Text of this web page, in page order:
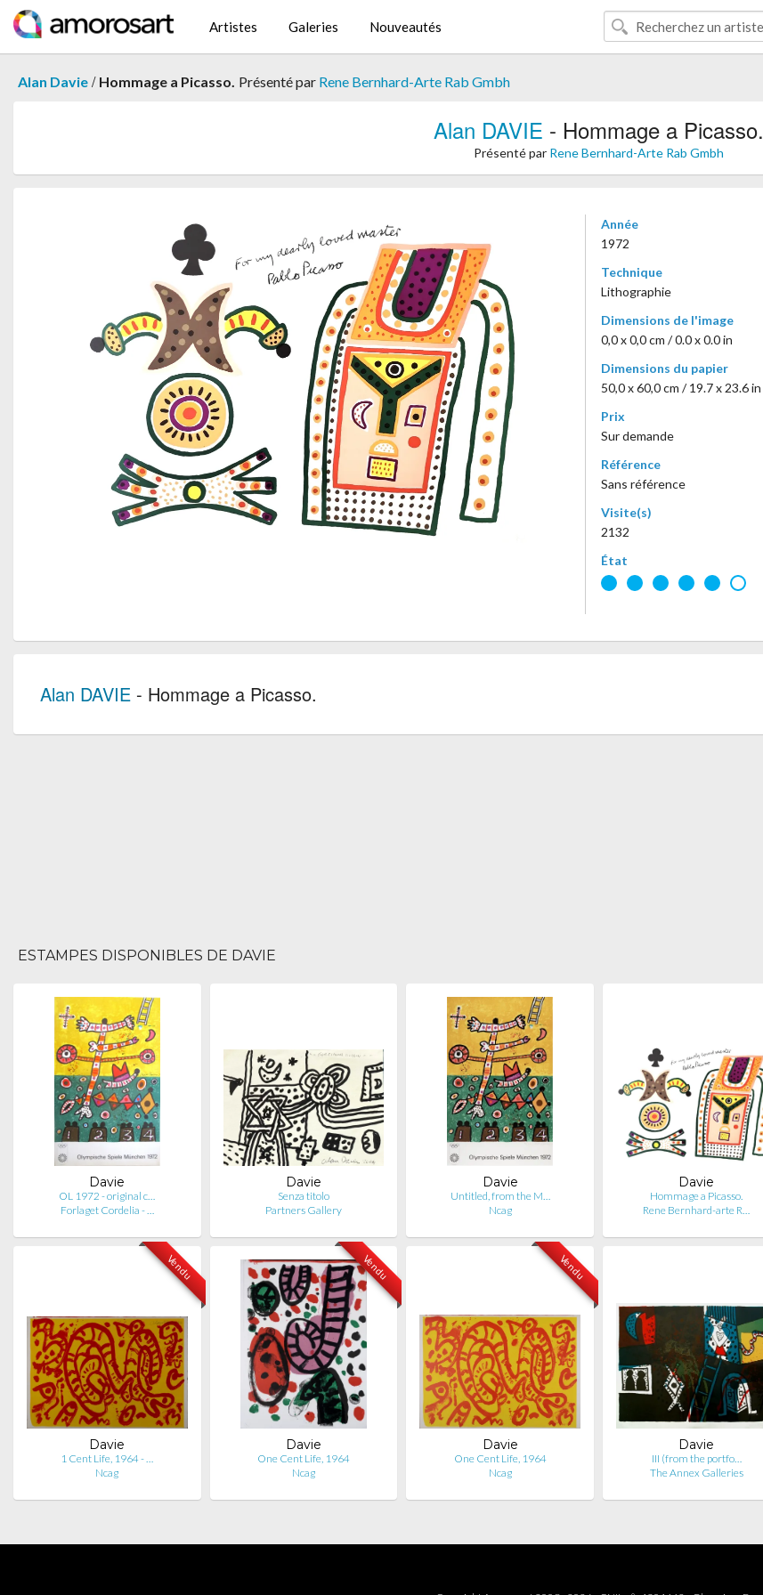
Artistes Galeries Nouveautés
Alan Davie / Hommage a Picasso. Présenté par Rene Bernhard-Arte Rab Gmbh
Alan DAVIE - Hommage a Picasso.
Présenté par Rene Bernhard-Arte Rab Gmbh
Année
1972
Technique
Lithographie
Dimensions de l'image
0,0 x 0,0 cm / 0.0 x 0.0 in
Dimensions du papier
50,0 x 60,0 cm / 19.7 x 23.6 in
Prix
Sur demande
Référence
Sans référence
Visite(s)
2132
État
Alan DAVIE - Hommage a Picasso.
ESTAMPES DISPONIBLES DE DAVIE
Davie
OL 1972 - original c…
Forlaget Cordelia - …
Davie
Senza titolo
Partners Gallery
Davie
Untitled, from the M…
Ncag
Davie
Hommage a Picasso.
Rene Bernhard-arte R…
Vendu
Davie
1 Cent Life, 1964 - …
Ncag
Vendu
Davie
One Cent Life, 1964
Ncag
Vendu
Davie
One Cent Life, 1964
Ncag
Davie
III (from the portfo…
The Annex Galleries